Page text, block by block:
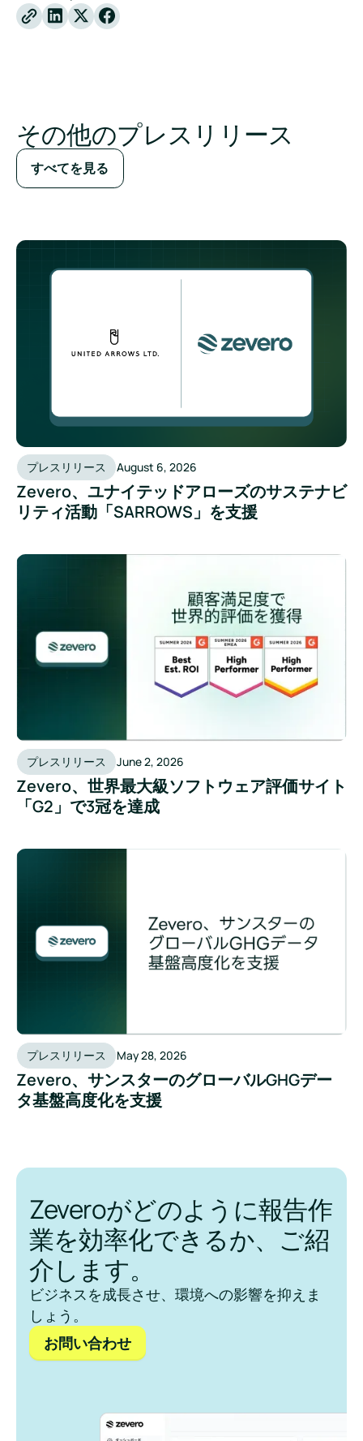
X
Facebook
その他のプレスリリース
すべてを見る
プレスリリース August 6, 2026
Zevero、ユナイテッドアローズのサステナビ
リティ活動「SARROWS」を支援
プレスリリース June 2, 2026
Zevero、世界最大級ソフトウェア評価サイト
「G2」で3冠を達成
プレスリリース May 28, 2026
Zevero、サンスターのグローバルGHGデー
タ基盤高度化を支援
Zeveroがどのように報告作
業を効率化できるか、ご紹
介します。
ビジネスを成長させ、環境への影響を抑えま
しょう。
お問い合わせ